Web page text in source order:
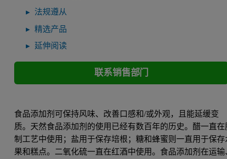
法规遵从
精选产品
延伸阅读
联系销售部门
食品添加剂可保持风味、改善口感和/或外观，且能延缓变
质。天然食品添加剂的使用已经有数百年的历史。醋一直在
制工艺中使用；盐用于保存培根；糖和蜂蜜则一直用于保存
果和糕点。二氧化硫一直在红酒中使用。食品添加剂在运输